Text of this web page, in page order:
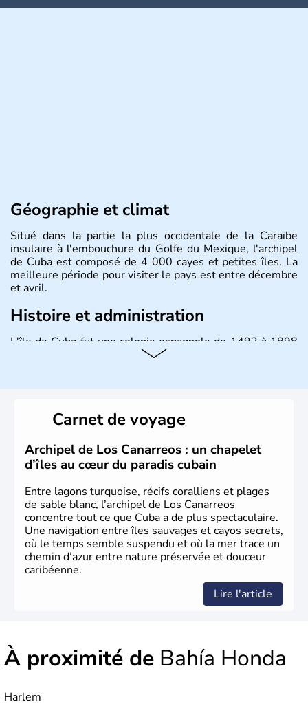
Géographie et climat
Situé dans la partie la plus occidentale de la Caraïbe
insulaire à l'embouchure du Golfe du Mexique, l'archipel
de Cuba est composé de 4 000 cayes et petites îles. La
meilleure période pour visiter le pays est entre décembre
et avril.
Histoire et administration
L'île de Cuba fut une colonie espagnole de 1492 à 1898
puis un Territoire des Etats-Unis jusqu'en 1902. Le 17
Aujourd'hui, l'embargo américain a été assoupli et le
tourisme bat son plein à Cuba.
Carnet de voyage
Archipel de Los Canarreos : un chapelet
d’îles au cœur du paradis cubain
Entre lagons turquoise, récifs coralliens et plages
de sable blanc, l’archipel de Los Canarreos
concentre tout ce que Cuba a de plus spectaculaire.
Une navigation entre îles sauvages et cayos secrets,
où le temps semble suspendu et où la mer trace un
chemin d’azur entre nature préservée et douceur
caribéenne.
Lire l'article
À proximité de Bahía Honda
Harlem